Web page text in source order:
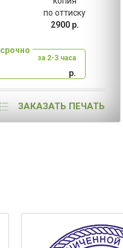
по оттиску
2900 р.
срочно
за 2-3 часа
р.
ЗАКАЗАТЬ ПЕЧАТЬ